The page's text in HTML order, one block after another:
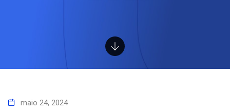
maio 24, 2024